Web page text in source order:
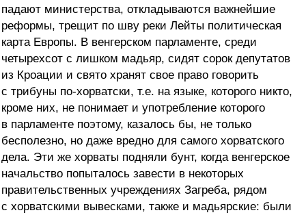
падают министерства, откладываются важнейшие
реформы, трещит по шву реки Лейты политическая
карта Европы. В венгерском парламенте, среди
четырехсот с лишком мадьяр, сидят сорок депутатов
из Кроации и свято хранят свое право говорить
с трибуны по-хорватски, т.е. на языке, которого никто,
кроме них, не понимает и употребление которого
в парламенте поэтому, казалось бы, не только
бесполезно, но даже вредно для самого хорватского
дела. Эти же хорваты подняли бунт, когда венгерское
начальство попыталось завести в некоторых
правительственных учреждениях Загреба, рядом
с хорватскими вывесками, также и мадьярские: были